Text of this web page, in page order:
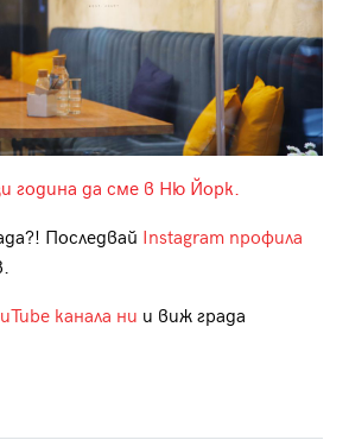
година да сме в Ню Йорк.
Последвай Instagram профила
канала ни и виж града